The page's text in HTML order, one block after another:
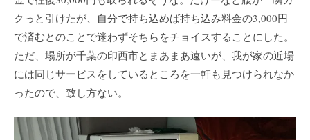
クっと引けたが、自分で持ち込めば持ち込み料金の3,000円
で済むとのことで迷わずそちらをチョイスすることにした。
ただ、場所が千葉の印西市とまあまあ遠いが、我が家の近場
には同じサービスをしているところを一軒も見つけられなか
ったので、致し方ない。